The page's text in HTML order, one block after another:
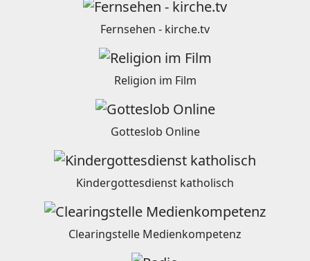
Fernsehen - kirche.tv
Religion im Film
Gotteslob Online
Kindergottesdienst katholisch
Clearingstelle Medienkompetenz